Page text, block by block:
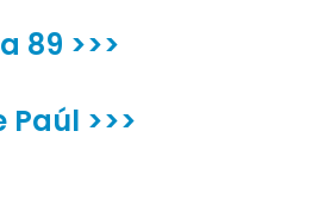
89 >>>
>>>